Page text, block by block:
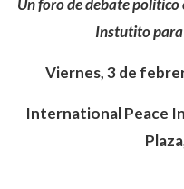
Un foro de debate político
Instutito
Viernes, 3 de
International Peace